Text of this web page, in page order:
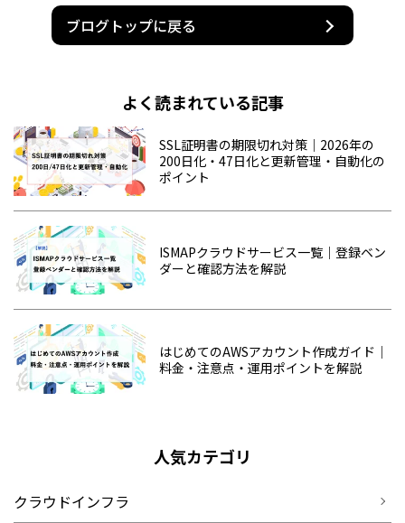
ブログトップに戻る
よく読まれている記事
SSL証明書の期限切れ対策｜2026年の
200日化・47日化と更新管理・自動化の
ポイント
ISMAPクラウドサービス一覧｜登録ベン
ダーと確認方法を解説
はじめてのAWSアカウント作成ガイド｜
料金・注意点・運用ポイントを解説
人気カテゴリ
クラウドインフラ